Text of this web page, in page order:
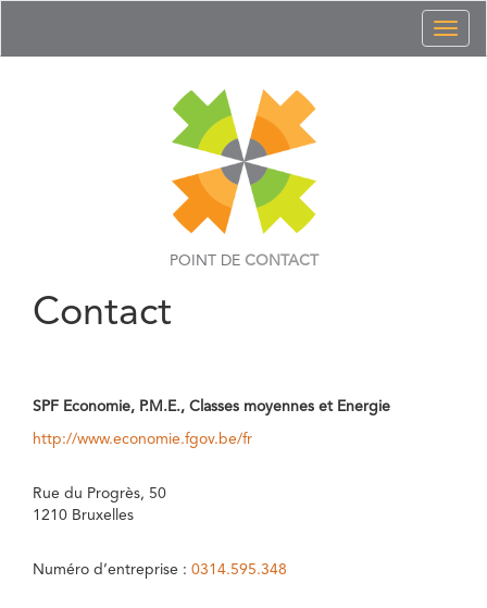
POINT DE CONTACT
Contact
SPF Economie, P.M.E., Classes moyennes et Energie
http://www.economie.fgov.be/fr
Rue du Progrès, 50
1210 Bruxelles
Numéro d’entreprise : 0314.595.348